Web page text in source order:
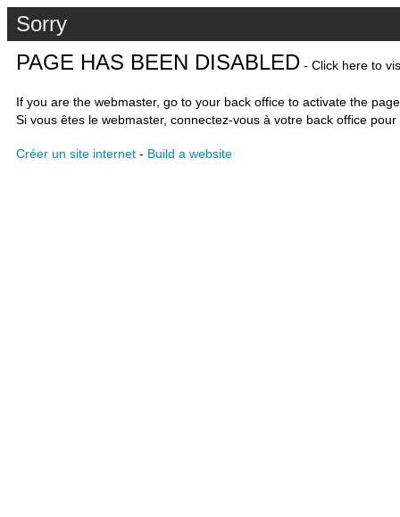
Sorry
PAGE HAS BEEN DISABLED - Click here to
If you are the webmaster, go to your back office to activate the
Si vous êtes le webmaster, connectez-vous à votre back office
Créer un site internet - Build a website